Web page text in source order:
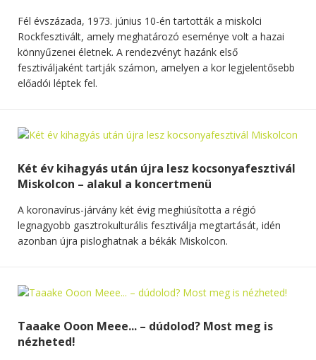
Fél évszázada, 1973. június 10-én tartották a miskolci
Rockfesztivált, amely meghatározó eseménye volt a hazai
könnyűzenei életnek. A rendezvényt hazánk első
fesztiváljaként tartják számon, amelyen a kor legjelentősebb
előadói léptek fel.
Két év kihagyás után újra lesz kocsonyafesztivál
Miskolcon – alakul a koncertmenü
A koronavírus-járvány két évig meghiúsította a régió
legnagyobb gasztrokulturális fesztiválja megtartását, idén
azonban újra pisloghatnak a békák Miskolcon.
Taaake Ooon Meee... – dúdolod? Most meg is
nézheted!